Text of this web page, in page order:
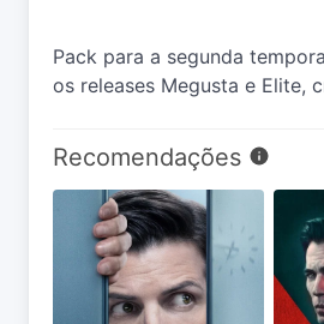
Pack para a segunda
os releases Megusta e Elite,
Recomendações